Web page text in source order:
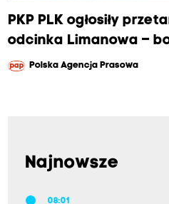
PKP PLK ogłosiły
odcinka Limanowa –
Polska Agencja Prasowa
Najnowsze
08:01